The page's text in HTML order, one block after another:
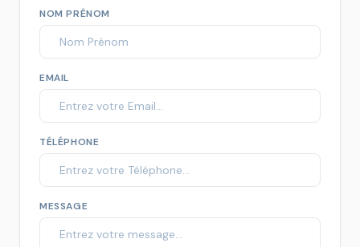
NOM PRÉNOM
EMAIL
TÉLÉPHONE
MESSAGE